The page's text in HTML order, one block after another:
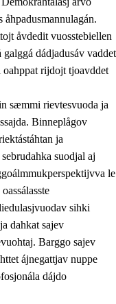
åhpadusmannulagán.
åvdedit vuosstebiellen
dádjadusáv vaddet
rijdojt tjoavddet
sæmmi rievtesvuoda ja
Binneplågov
ja
suodjal aj
le
sihki
dahkat sajev
Barggo sajev
ájnegattjav nuppe
dájdo